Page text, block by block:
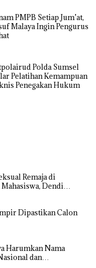
PMPB Setiap Jum’at,
Malaya Ingin Pengurus
Polda Sumsel
Pelatihan Kemampuan
Penegakan Hukum
Remaja di
Dendi
Dipastikan Calon
dan